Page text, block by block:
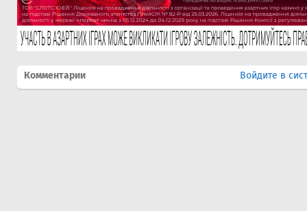
Комментарии Войдите в